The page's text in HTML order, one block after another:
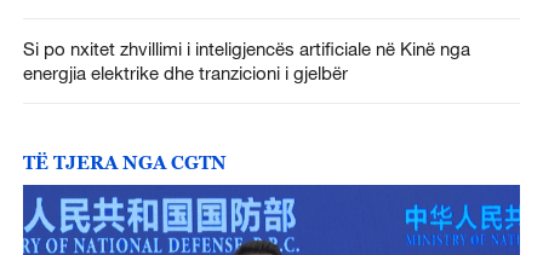
Si po nxitet zhvillimi i inteligjencës artificiale në Kinë nga
energjia elektrike dhe tranzicioni i gjelbër
TË TJERA NGA CGTN